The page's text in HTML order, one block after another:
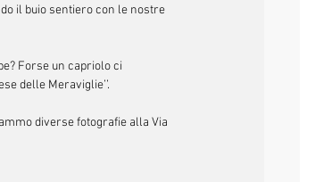
il buio sentiero con le nostre
Forse un capriolo ci
delle Meraviglie’’.
diverse fotografie alla Via